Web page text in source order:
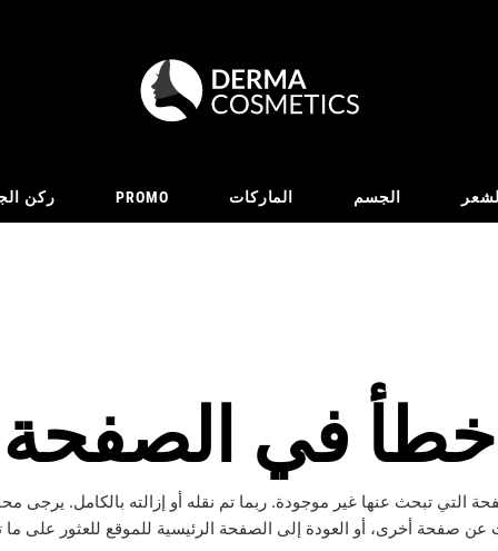
الجسم الماركات PROMO ركن
خطأ في الصفحة
التي تبحث عنها غير موجودة. ربما تم نقله أو إزالته بالكامل. يرجى
عن صفحة أخرى، أو العودة إلى الصفحة الرئيسية للموقع للعثور على